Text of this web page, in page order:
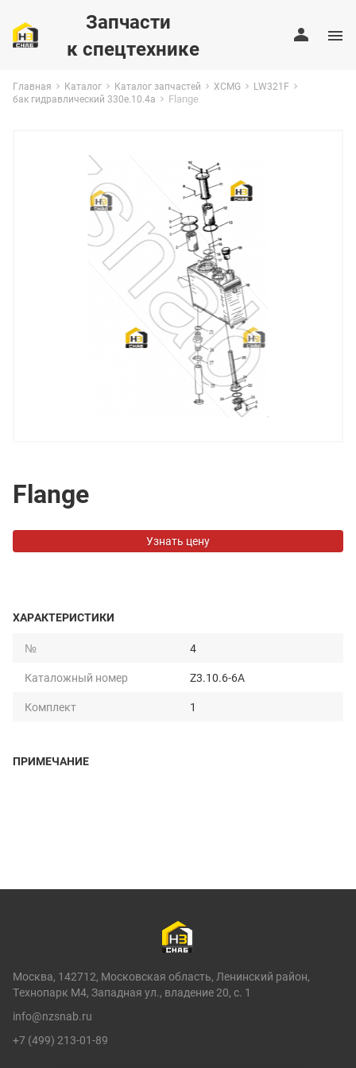
Запчасти
к спецтехнике
Главная Каталог Каталог запчастей XCMG
LW321F
бак гидравлический 330e.10.4a
Flange
Flange
Узнать цену
ХАРАКТЕРИСТИКИ
№
4
Каталожный номер
Z3.10.6-6A
Комплект
1
ПРИМЕЧАНИЕ
Москва, 142712, Московская область, Ленинский район,
Технопарк М4, Западная ул., владение 20, с. 1
info@nzsnab.ru
+7 (499) 213-01-89